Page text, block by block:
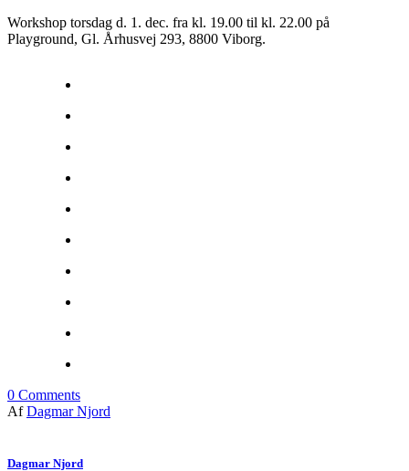
Workshop torsdag d. 1. dec. fra kl. 19.00 til kl. 22.00 på
Playground, Gl. Århusvej 293, 8800 Viborg.
0 Comments
Af Dagmar Njord
Dagmar Njord